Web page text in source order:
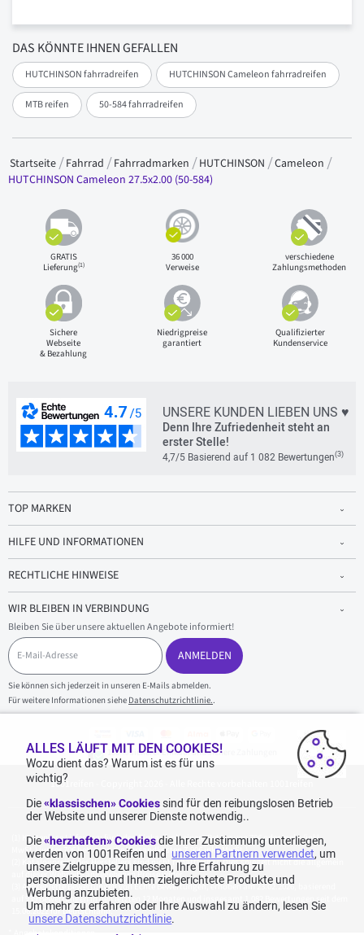
DAS KÖNNTE IHNEN GEFALLEN
HUTCHINSON fahrradreifen HUTCHINSON Cameleon fahrradreifen
MTB reifen 50-584 fahrradreifen
Startseite Fahrrad Fahrradmarken HUTCHINSON
Cameleon
HUTCHINSON Cameleon 27.5x2.00 (50-584)
GRATIS
Lieferung(1)
36 000
Verweise
verschiedene
Zahlungsmethoden
Sichere
Webseite
& Bezahlung
Niedrigpreise
garantiert
Qualifizierter
Kundenservice
UNSERE KUNDEN LIEBEN UNS ♥
Denn Ihre Zufriedenheit steht an
erster Stelle!
4,7/5 Basierend auf 1 082 Bewertungen(3)
TOP MARKEN
HILFE UND INFORMATIONEN
RECHTLICHE HINWEISE
WIR BLEIBEN IN VERBINDUNG
Bleiben Sie über unsere aktuellen Angebote informiert!
E
-
M
a
i
l
ANMELDEN
Sie können sich jederzeit in unseren E-Mails abmelden.
Für weitere Informationen siehe Datenschutzrichtlinie..
100 % sicherer Einkauf und sichere Zahlungen
1001reifen - Copyright 2026 - Alle Rechte vorbehalten 1001reifen
Kostenlose Lieferung: für jeden Einkauf mit einem Betrag von 70€ oder mehr (inkl.
MwSt.) (unter 70€ betragen die Versandkosten 7,90€ inkl. MwSt.).
Katalogpreise des Herstellers sind nicht rabattierbar. Dies spiegelt nicht die allgemein
auf dieser Webseite angegebenen Preise wider.
Aggregierte Bewertungen von Echte Bewertungen, erhoben am 23.02.2026, basierend
auf 939 Bewertungen in den letzten 12 Monaten und insgesamt 1.082 Bewertungen seit dem
15.06.2022 für Deutschland.
ALLES LÄUFT MIT DEN COOKIES!
Wozu dient das? Warum ist es für uns
wichtig?
Die«klassischen» Cookiessind für den reibungslosen Betrieb
der Website und unserer Dienste notwendig..
Die«herzhaften» Cookies die Ihrer Zustimmung unterliegen,
werden von 1001Reifen und unseren Partnern verwendet, um
unsere Zielgruppe zu messen, Ihre Erfahrung zu
personalisieren und Ihnen zielgerichtete Produkte und
Werbung anzubieten.
Um mehr zu erfahren oder Ihre Auswahl zu ändern, lesen Sie
unsere Datenschutzrichtlinie.